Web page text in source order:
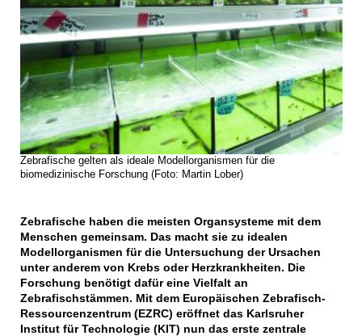
Zebrafische gelten als ideale Modellorganismen für die
biomedizinische Forschung (Foto: Martin Lober)
Zebrafische haben die meisten Organsysteme mit dem
Menschen gemeinsam. Das macht sie zu idealen
Modellorganismen für die Untersuchung der Ursachen
unter anderem von Krebs oder Herzkrankheiten. Die
Forschung benötigt dafür eine Vielfalt an
Zebrafischstämmen. Mit dem Europäischen Zebrafisch-
Ressourcenzentrum (EZRC) eröffnet das Karlsruher
Institut für Technologie (KIT) nun das erste zentrale